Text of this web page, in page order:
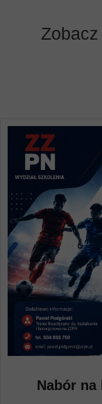
Zobacz
Nabór na